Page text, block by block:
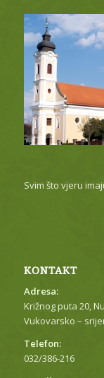
Svim što vjeru
KONTAKT
Adresa:
Križnog puta 20,
Vukovarsko –
Telefon:
032/386-216